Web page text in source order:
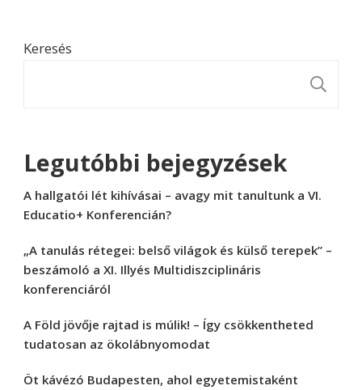
Keresés
Legutóbbi bejegyzések
A hallgatói lét kihívásai – avagy mit tanultunk a VI.
Educatio+ Konferencián?
„A tanulás rétegei: belső világok és külső terepek” –
beszámoló a XI. Illyés Multidiszciplináris
konferenciáról
A Föld jövője rajtad is múlik! – Így csökkentheted
tudatosan az ökolábnyomodat
Öt kávézó Budapesten, ahol egyetemistaként